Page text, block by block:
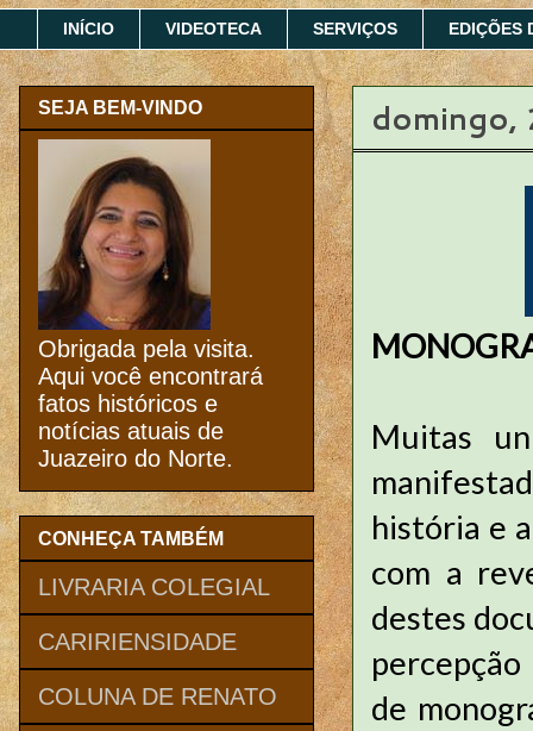
INÍCIO VIDEOTECA SERVIÇOS EDIÇÕES
domingo,
Muitas
história e
com a
destes
de
SEJA BEM-VINDO
Obrigada pela visita.
Aqui você encontrará
fatos históricos e
notícias atuais de
Juazeiro do Norte.
CONHEÇA TAMBÉM
LIVRARIA COLEGIAL
CARIRIENSIDADE
COLUNA DE RENATO